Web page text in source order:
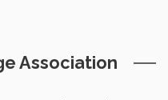
Association